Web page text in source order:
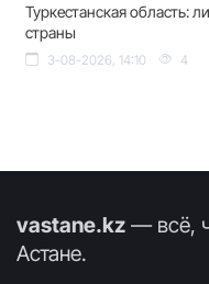
Туркестанская область:
страны
3-08-2026, 14:10 4
vastane.kz — всё,
Астане.